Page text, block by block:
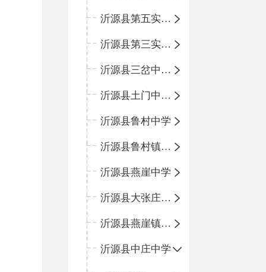
沂源县第五实验小学
沂源县第三实验小学
沂源县三岔中心学校
沂源县土门中心学校
沂源县鲁村中学
沂源县鲁村镇中心小学
沂源县燕崖中学
沂源县大张庄中心学校
沂源县燕崖镇中心小学
沂源县中庄中学